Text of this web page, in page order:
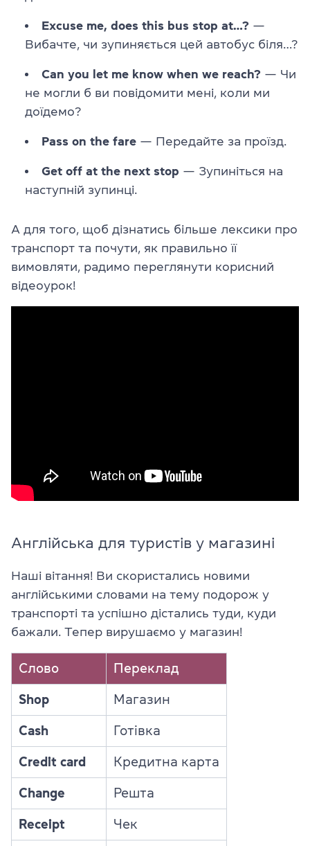
Excuse me, does this bus stop at…? —
Вибачте, чи зупиняється цей автобус біля…?
Can you let me know when we reach? — Чи
не могли б ви повідомити мені, коли ми
доїдемо?
Pass on the fare — Передайте за проїзд.
Get off at the next stop — Зупиніться на
наступній зупинці.
А для того, щоб дізнатись більше лексики про
транспорт та почути, як правильно її
вимовляти, радимо переглянути корисний
відеоурок!
Англійська для туристів у магазині
Наші вітання! Ви скористались новими
англійськими словами на тему подорож у
транспорті та успішно дістались туди, куди
бажали. Тепер вирушаємо у магазин!
Слово Переклад
Shop Магазин
Cash Готівка
Credit card Кредитна карта
Change Решта
Receipt Чек